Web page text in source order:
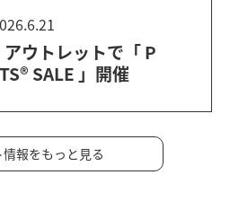
ウトレットで「 P
SALE 」開催
報をもっと見る